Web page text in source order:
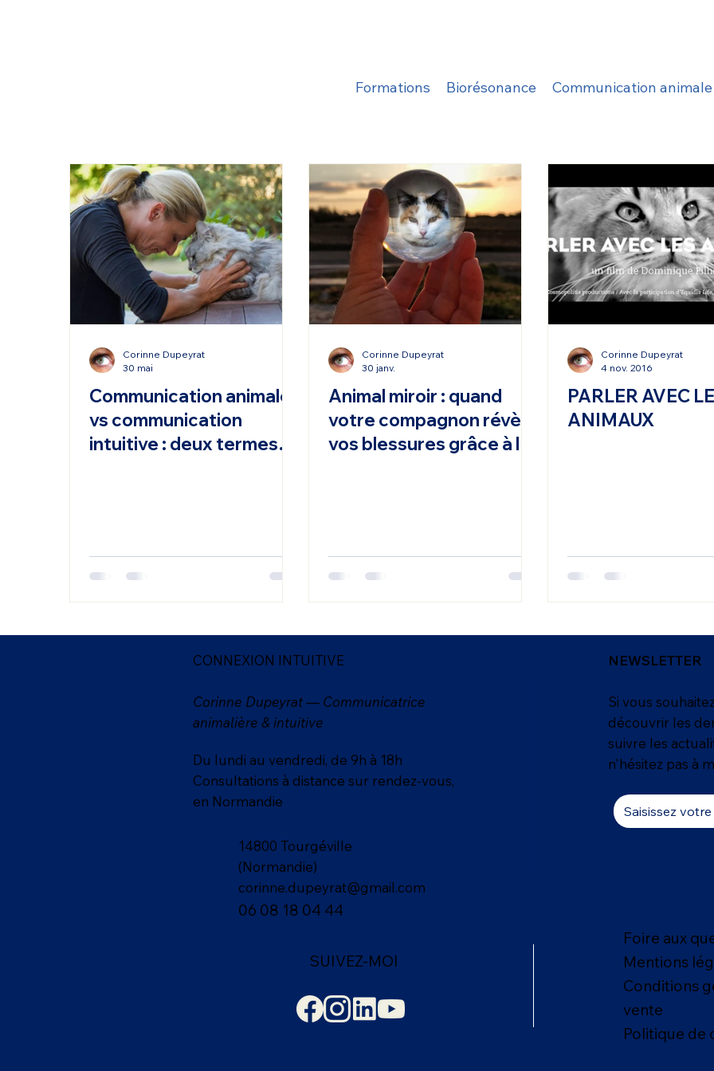
Formations Biorésonance Communication
Communication animale
vs communication
intuitive : deux termes
Corinne Dupeyrat
30 mai
Animal miroir : quand
votre compagnon révèle
vos blessures grâce à la
Corinne Dupeyrat
30 janv.
PARLER AVEC
ANIMAUX
Corinne Dupeyrat
4 nov. 2016
CONNEXION INTUITIVE
Corinne Dupeyrat — Communicatrice
animalière & intuitive
Du lundi au vendredi, de 9h à 18h
Consultations à distance sur rendez-vous,
en Normandie
14800 Tourgéville
(Normandie)
corinne.dupeyrat@gmail.com
06 08 18 04 44
NEWSLETTER
Si vous
découvrir les
suivre les
n'hésitez pas à
SUIVEZ-MOI
Foire aux
Mentions
Conditions
vente
Politique de